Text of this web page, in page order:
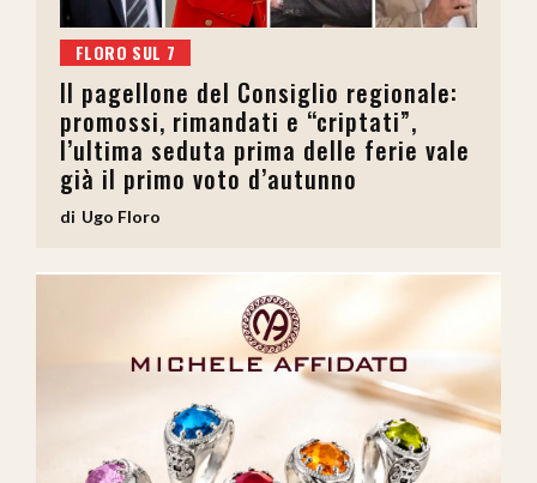
FLORO SUL 7
Il pagellone del Consiglio regionale:
promossi, rimandati e “criptati”,
l’ultima seduta prima delle ferie vale
già il primo voto d’autunno
Ugo Floro